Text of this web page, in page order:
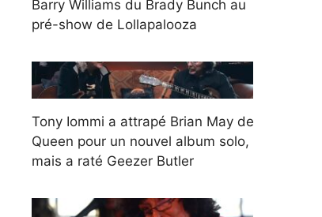
Barry Williams du Brady Bunch au
pré-show de Lollapalooza
Tony Iommi a attrapé Brian May de
Queen pour un nouvel album solo,
mais a raté Geezer Butler